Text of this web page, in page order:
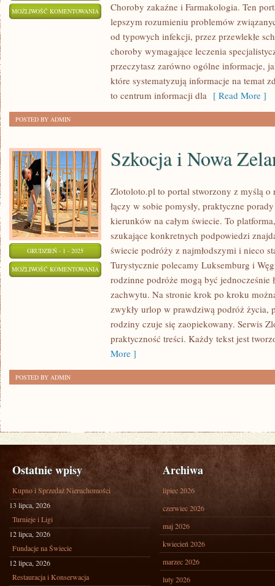
MOŻLIWOŚĆ KOMENTOWANIA DIETETYKA
ŻYWIENIE
LARYNGOLOGIA
Choroby zakaźne i Farmakologia. Ten
lepszym rozumieniu problemów
od typowych infekcji, przez przewlekłe
choroby wymagające leczenia
przeczytasz zarówno ogólne informacje,
które systematyzują informacje na temat
to centrum informacji dla [ Read More ]
POSTED BY ADMIN
GRUDZIEŃ - 1 - 2025
MOŻLIWOŚĆ KOMENTOWANIA SZKOCJA
NOWA
ZELANDIA
Szkocja i Nowa
Zlotoloto.pl to portal stworzony z myślą
łączy w sobie pomysły, praktyczne
kierunków na całym świecie. To
szukające konkretnych podpowiedzi
świecie podróży z najmłodszymi i nieco
Turystycznie polecamy Luksemburg i
rodzinne podróże mogą być jednocześnie
zachwytu. Na stronie krok po kroku
zwykły urlop w prawdziwą podróż życia,
rodziny czuje się zaopiekowany. Serwis
praktyczność treści. Każdy tekst jest
More ]
POSTED BY ADMIN
Ostatnie wpisy
Kupno i Sprzedaż Nieruchomości
13 lipca, 2026
Turnieje i Ligi
12 lipca, 2026
Fundacje na Świecie
12 lipca, 2026
Restauracja i Konserwacja
Archiwa
lipiec 2026
czerwiec 2026
maj 2026
kwiecień 2026
marzec 2026
luty 2026